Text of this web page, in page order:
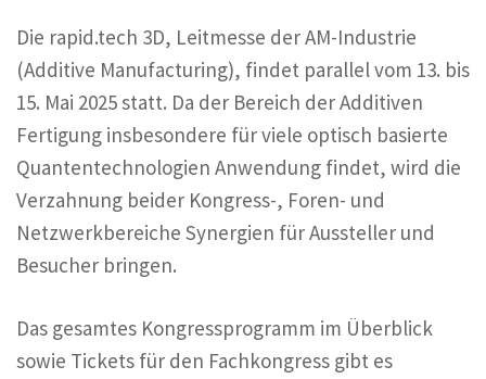
Die rapid.tech 3D, Leitmesse der AM-Industrie
(Additive Manufacturing), findet parallel vom 13. bis
15. Mai 2025 statt. Da der Bereich der Additiven
Fertigung insbesondere für viele optisch basierte
Quantentechnologien Anwendung findet, wird die
Verzahnung beider Kongress-, Foren- und
Netzwerkbereiche Synergien für Aussteller und
Besucher bringen.
Das gesamtes Kongressprogramm im Überblick
sowie Tickets für den Fachkongress gibt es